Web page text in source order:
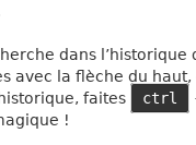
dans
avec la flèche du haut,
faites
ctrl
!